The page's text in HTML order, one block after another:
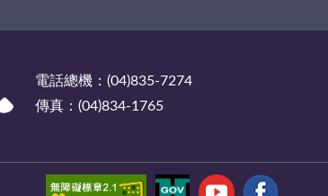
電話總機：(04)835-7274
傳真：(04)834-1765